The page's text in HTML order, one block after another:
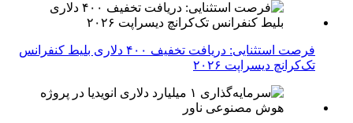
فرصت استثنایی: دریافت تخفیف ۴۰۰ دلاری بلیط کنفرانس
تک‌کرانچ دیسراپت ۲۰۲۶